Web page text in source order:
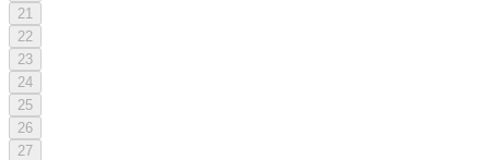
21
22
23
24
25
26
27